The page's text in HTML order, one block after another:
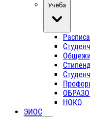
Учёба
НОКО
ЭИОС